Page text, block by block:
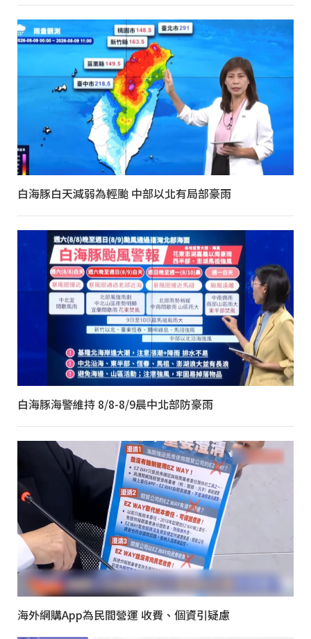
白海豚白天減弱為輕颱 中部以北有局部豪雨
白海豚海警維持 8/8-8/9晨中北部防豪雨
海外網購App為民間營運 收費、個資引疑慮